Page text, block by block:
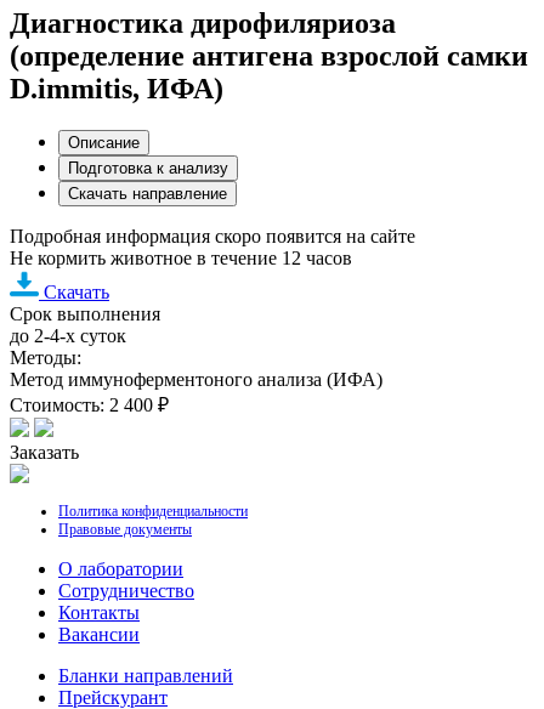
Диагностика дирофиляриоза
(определение антигена взрослой самки
D.immitis, ИФА)
Описание
Подготовка к анализу
Скачать направление
Подробная информация скоро появится на сайте
Не кормить животное в течение 12 часов
Скачать
Срок выполнения
до 2-4-х суток
Методы:
Метод иммуноферментоного анализа (ИФА)
Стоимость: 2 400 ₽
Заказать
Политика конфиденциальности
Правовые документы
О лаборатории
Cотрудничество
Контакты
Вакансии
Бланки направлений
Прейскурант